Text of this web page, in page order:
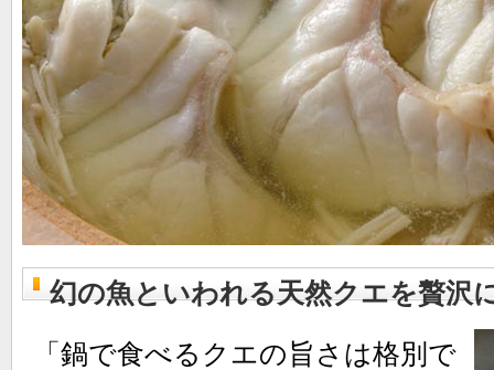
幻の魚といわれる天然クエを贅沢
「鍋で食べるクエの旨さは格別で